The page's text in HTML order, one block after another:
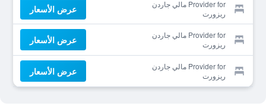
Provider for مالي جاردن
ريزورت
عرض الأسعار
Provider for مالي جاردن
ريزورت
عرض الأسعار
Provider for مالي جاردن
ريزورت
عرض الأسعار